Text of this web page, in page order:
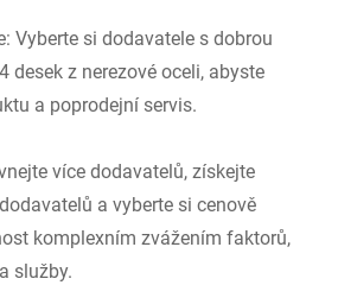
Vyberte si dodavatele s dobrou
desek z nerezové oceli, abyste
a poprodejní servis.
více dodavatelů, získejte
a vyberte si cenově
komplexním zvážením faktorů,
služby.